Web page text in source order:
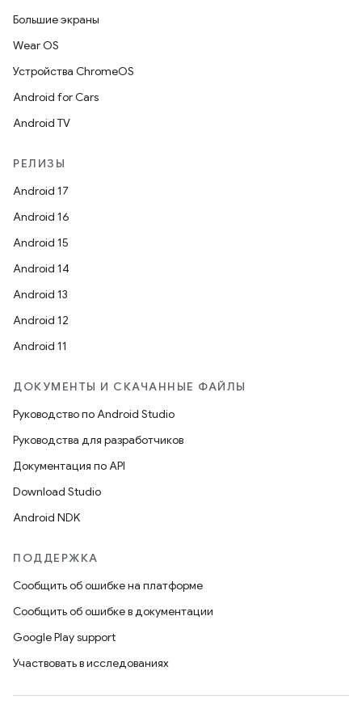
Большие экраны
Wear OS
Устройства ChromeOS
Android for Cars
Android TV
РЕЛИЗЫ
Android 17
Android 16
Android 15
Android 14
Android 13
Android 12
Android 11
ДОКУМЕНТЫ И СКАЧАННЫЕ ФАЙЛЫ
Руководство по Android Studio
Руководства для разработчиков
Документация по API
Download Studio
Android NDK
ПОДДЕРЖКА
Сообщить об ошибке на платформе
Сообщить об ошибке в документации
Google Play support
Участвовать в исследованиях